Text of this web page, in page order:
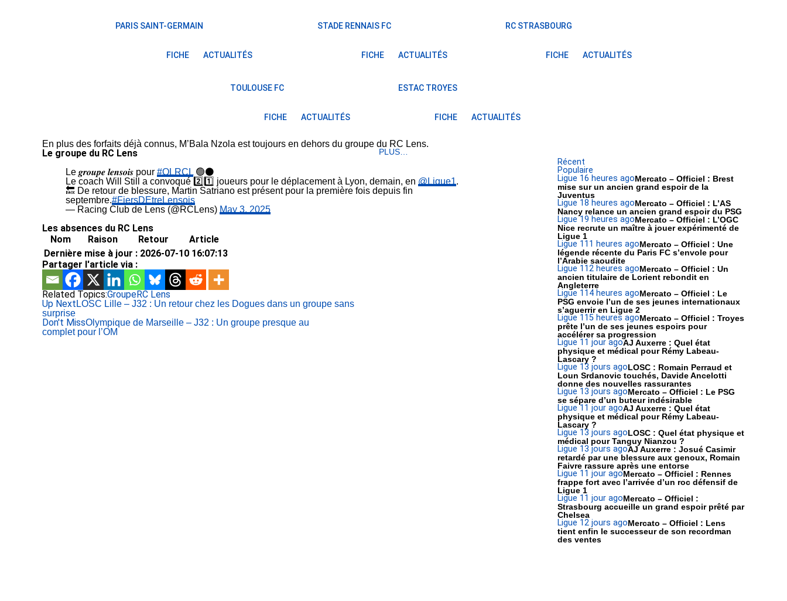
PARIS SAINT-GERMAIN
FICHE ACTUALITÉS
STADE RENNAIS FC
FICHE ACTUALITÉS
RC STRASBOURG
FICHE ACTUALITÉS
TOULOUSE FC
FICHE ACTUALITÉS
ESTAC TROYES
FICHE ACTUALITÉS
PLUS…
En plus des forfaits déjà connus, M’Bala Nzola est toujours en dehors du groupe du RC Lens.
Le groupe du RC Lens
Le 𝒈𝒓𝒐𝒖𝒑𝒆 𝒍𝒆𝒏𝒔𝒐𝒊𝒔 pour #OLRCL 🟢⚫️
Le coach Will Still a convoqué 2️⃣1️⃣ joueurs pour le déplacement à Lyon, demain, en @Ligue1.
🔙 De retour de blessure, Martin Satriano est présent pour la première fois depuis fin
septembre.#FiersDEtreLensois
— Racing Club de Lens (@RCLens) May 3, 2025
Les absences du RC Lens
Nom
Raison Retour
Article
Dernière mise à jour : 2026-07-10 16:07:13
Partager l'article via :
Related Topics:GroupeRC Lens
Up Next LOSC Lille – J32 : Un retour chez les Dogues dans un groupe sans
surprise
Don't MissOlympique de Marseille – J32 : Un groupe presque au
complet pour l’OM
Récent
Populaire
Ligue 16 heures agoMercato – Officiel : Brest
mise sur un ancien grand espoir de la
Juventus
Ligue 18 heures agoMercato – Officiel : L’AS
Nancy relance un ancien grand espoir du PSG
Ligue 19 heures agoMercato – Officiel : L’OGC
Nice recrute un maître à jouer expérimenté de
Ligue 1
Ligue 1 11 heures agoMercato – Officiel : Une
légende récente du Paris FC s’envole pour
l’Arabie saoudite
Ligue 1 12 heures agoMercato – Officiel : Un
ancien titulaire de Lorient rebondit en
Angleterre
Ligue 1 14 heures agoMercato – Officiel : Le
PSG envoie l’un de ses jeunes internationaux
s’aguerrir en Ligue 2
Ligue 1 15 heures agoMercato – Officiel : Troyes
prête l’un de ses jeunes espoirs pour
accélérer sa progression
Ligue 1 1 jour agoAJ Auxerre : Quel état
physique et médical pour Rémy Labeau-
Lascary ?
Ligue 13 jours agoLOSC : Romain Perraud et
Loun Srdanovic touchés, Davide Ancelotti
donne des nouvelles rassurantes
Ligue 13 jours agoMercato – Officiel : Le PSG
se sépare d’un buteur indésirable
Ligue 1 1 jour agoAJ Auxerre : Quel état
physique et médical pour Rémy Labeau-
Lascary ?
Ligue 13 jours agoLOSC : Quel état physique et
médical pour Tanguy Nianzou ?
Ligue 13 jours agoAJ Auxerre : Josué Casimir
retardé par une blessure aux genoux, Romain
Faivre rassure après une entorse
Ligue 1 1 jour agoMercato – Officiel : Rennes
frappe fort avec l’arrivée d’un roc défensif de
Ligue 1
Ligue 1 1 jour agoMercato – Officiel :
Strasbourg accueille un grand espoir prêté par
Chelsea
Ligue 12 jours agoMercato – Officiel : Lens
tient enfin le successeur de son recordman
des ventes